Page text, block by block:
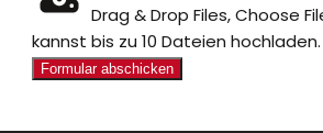
Drag & Drop Files,Choose
kannst bis zu 10 Dateien hochladen.
Formular abschicken